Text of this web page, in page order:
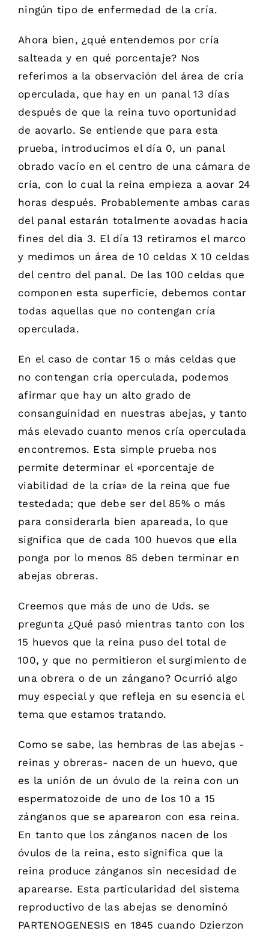
ningún tipo de enfermedad de la cría.
Ahora bien, ¿qué entendemos por cría
salteada y en qué porcentaje? Nos
referimos a la observación del área de cría
operculada, que hay en un panal 13 días
después de que la reina tuvo oportunidad
de aovarlo. Se entiende que para esta
prueba, introducimos el día 0, un panal
obrado vacío en el centro de una cámara de
cría, con lo cual la reina empieza a aovar 24
horas después. Probablemente ambas caras
del panal estarán totalmente aovadas hacia
fines del día 3. El día 13 retiramos el marco
y medimos un área de 10 celdas X 10 celdas
del centro del panal. De las 100 celdas que
componen esta superficie, debemos contar
todas aquellas que no contengan cría
operculada.
En el caso de contar 15 o más celdas que
no contengan cría operculada, podemos
afirmar que hay un alto grado de
consanguinidad en nuestras abejas, y tanto
más elevado cuanto menos cría operculada
encontremos. Esta simple prueba nos
permite determinar el «porcentaje de
viabilidad de la cría» de la reina que fue
testedada; que debe ser del 85% o más
para considerarla bien apareada, lo que
significa que de cada 100 huevos que ella
ponga por lo menos 85 deben terminar en
abejas obreras.
Creemos que más de uno de Uds. se
pregunta ¿Qué pasó mientras tanto con los
15 huevos que la reina puso del total de
100, y que no permitieron el surgimiento de
una obrera o de un zángano? Ocurrió algo
muy especial y que refleja en su esencia el
tema que estamos tratando.
Como se sabe, las hembras de las abejas -
reinas y obreras- nacen de un huevo, que
es la unión de un óvulo de la reina con un
espermatozoide de uno de los 10 a 15
zánganos que se aparearon con esa reina.
En tanto que los zánganos nacen de los
óvulos de la reina, esto significa que la
reina produce zánganos sin necesidad de
aparearse. Esta particularidad del sistema
reproductivo de las abejas se denominó
PARTENOGENESIS en 1845 cuando Dzierzon